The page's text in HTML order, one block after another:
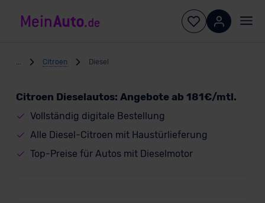
Citroen Diesel
Citroen Dieselautos: Angebote ab 181€/mtl.
Vollständig digitale Bestellung
Alle Diesel-Citroen mit Haustürlieferung
Top-Preise für Autos mit Dieselmotor